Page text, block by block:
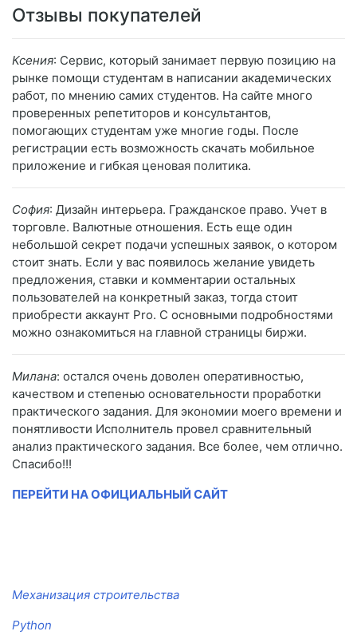
Отзывы покупателей
Ксения: Сервис, который занимает первую позицию на
рынке помощи студентам в написании академических
работ, по мнению самих студентов. На сайте много
проверенных репетиторов и консультантов,
помогающих студентам уже многие годы. После
регистрации есть возможность скачать мобильное
приложение и гибкая ценовая политика.
София: Дизайн интерьера. Гражданское право. Учет в
торговле. Валютные отношения. Есть еще один
небольшой секрет подачи успешных заявок, о котором
стоит знать. Если у вас появилось желание увидеть
предложения, ставки и комментарии остальных
пользователей на конкретный заказ, тогда стоит
приобрести аккаунт Pro. С основными подробностями
можно ознакомиться на главной страницы биржи.
Милана: остался очень доволен оперативностью,
качеством и степенью основательности проработки
практического задания. Для экономии моего времени и
понятливости Исполнитель провел сравнительный
анализ практического задания. Все более, чем отлично.
Спасибо!!!
ПЕРЕЙТИ НА ОФИЦИАЛЬНЫЙ САЙТ
Механизация строительства
Python